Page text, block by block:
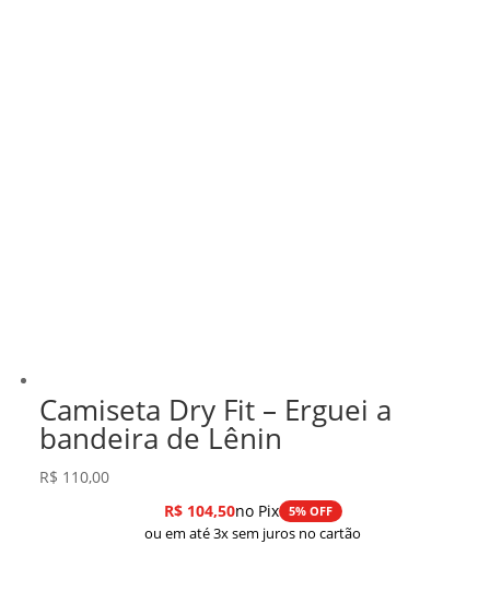
Camiseta Dry Fit – Erguei a
bandeira de Lênin
R$ 110,00
R$104,50no Pix 5% OFF
ou em até 3x sem juros no cartão